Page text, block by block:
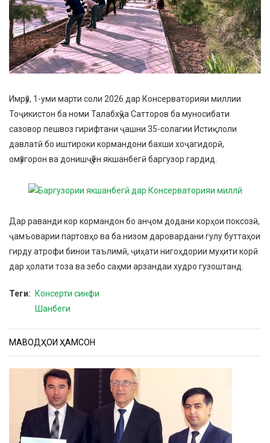
Имрӯз, 1-уми марти соли 2026 дар Консерваторияи миллии
Тоҷикистон ба номи Талабхӯҷа Сатторов ба муносибати
сазовор пешвоз гирифтани ҷашни 35-солагии Истиқлоли
давлатӣ бо иштироки кормандони бахши хоҷагидорӣ,
омӯзгорон ва донишҷӯён якшанбегӣ баргузор гардид.
Дар раванди кор кормандон бо анҷом додани корҳои поксозӣ,
ҷамъоварии партовҳо ва ба низом даровардани гулу буттаҳои
гирду атрофи бинои таълимӣ, ҷиҳати нигоҳдории муҳити корӣ
дар ҳолати тоза ва зебо саҳми арзандаи худро гузоштанд.
Теги
Консерти синфи
Шанбеги
МАВОДҲОИ ҲАМСОН